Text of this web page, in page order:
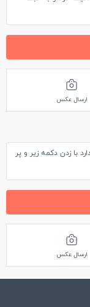
ارسال عکس
با زدن دکمه زیر و پر
ارسال عکس